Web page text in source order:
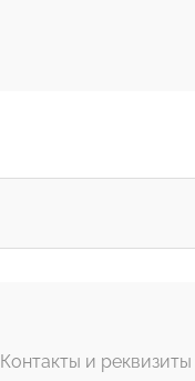
Контакты и реквизиты